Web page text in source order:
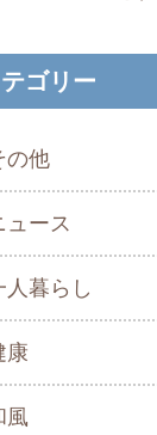
ゴリー
の他
ュース
人暮らし
康
風